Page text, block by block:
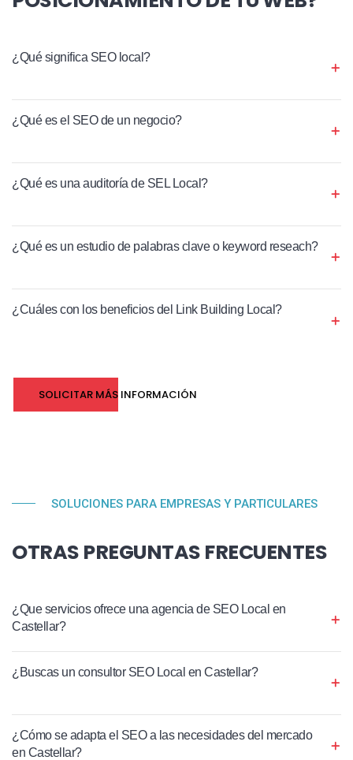
¿Qué significa SEO local?
¿Qué es el SEO de un negocio?
¿Qué es una auditoría de SEL Local?
¿Qué es un estudio de palabras clave o keyword reseach?
¿Cuáles con los beneficios del Link Building Local?
SOLICITAR MÁS INFORMACIÓN
SOLUCIONES PARA EMPRESAS Y PARTICULARES
OTRAS PREGUNTAS FRECUENTES
¿Que servicios ofrece una agencia de SEO Local en
Castellar?
¿Buscas un consultor SEO Local en Castellar?
¿Cómo se adapta el SEO a las necesidades del mercado
en Castellar?